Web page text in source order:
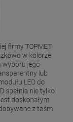
firmy TOPMET
w kolorze
wyboru jego
lub
LED do
spełnia nie tylko
doskonałym
z taśm